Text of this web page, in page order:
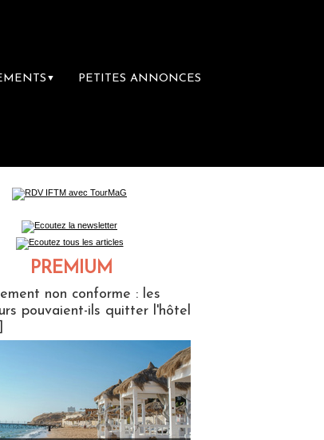
▼ PETITES ANNONCES
librairie du voyage
PREMIUM
non conforme : les
pouvaient-ils quitter l'hôtel